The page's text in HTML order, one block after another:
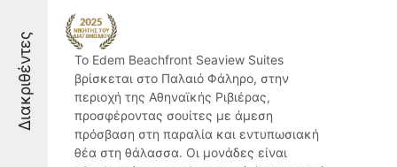
Διακριθέντες
Το Edem Beachfront Seaview Suites
βρίσκεται στο Παλαιό Φάληρο, στην
περιοχή της Αθηναϊκής Ριβιέρας,
προσφέροντας σουίτες με άμεση
πρόσβαση στη παραλία και εντυπωσιακή
θέα στη θάλασσα. Οι μονάδες είναι